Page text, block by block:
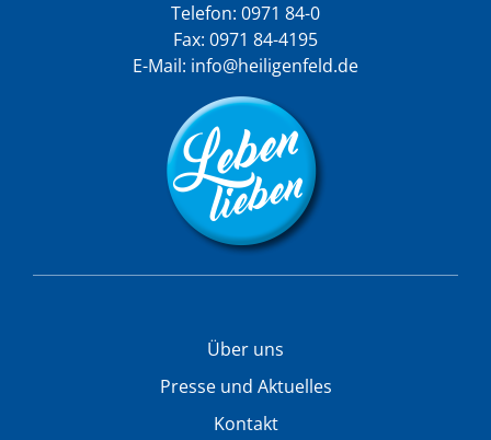
Telefon: 0971 84-0
Fax: 0971 84-4195
E-Mail: info@heiligenfeld.de
Über uns
Presse und Aktuelles
Kontakt